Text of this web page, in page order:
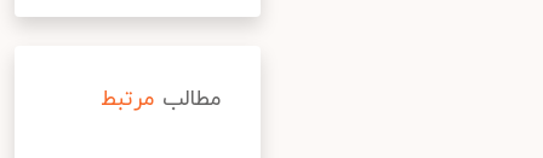
مطالب مرتبط